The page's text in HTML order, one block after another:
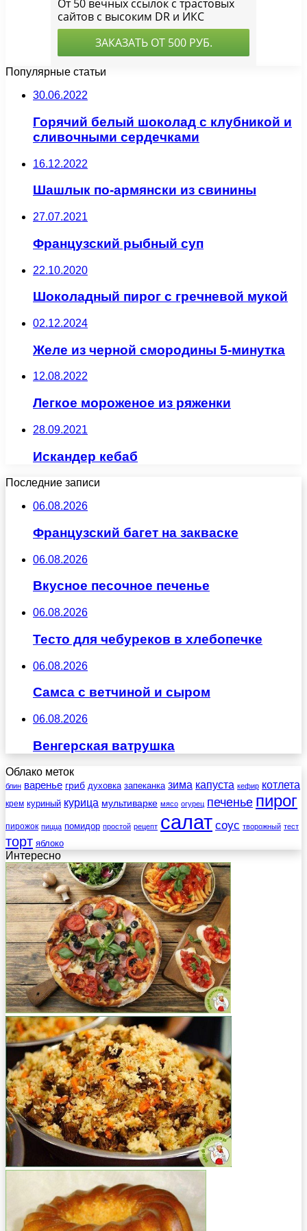
Популярные статьи
30.06.2022
Горячий белый шоколад с клубникой и
сливочными сердечками
16.12.2022
Шашлык по-армянски из свинины
27.07.2021
Французский рыбный суп
22.10.2020
Шоколадный пирог с гречневой мукой
02.12.2024
Желе из черной смородины 5-минутка
12.08.2022
Легкое мороженое из ряженки
28.09.2021
Искандер кебаб
Последние записи
06.08.2026
Французский багет на закваске
06.08.2026
Вкусное песочное печенье
06.08.2026
Тесто для чебуреков в хлебопечке
06.08.2026
Самса с ветчиной и сыром
06.08.2026
Венгерская ватрушка
Облако меток
блин варенье гриб духовка запеканка зима капуста кефир котлета
крем куриный курица мультиварке мясо огурец печенье пирог
пирожок пицца помидор простой рецепт салат соус творожный тест
торт яблоко
Интересно